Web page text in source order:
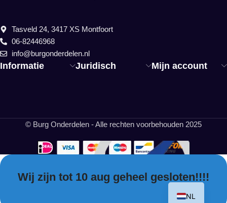
Informatie Juridisch Mijn account
Tasveld 24, 3417 XS Montfoort
06-82446968
info@burgonderdelen.nl
© Burg Onderdelen - Alle rechten voorbehouden 2025
Wij zijn tot 10 aug geheel gesloten!!!!
NL
EN